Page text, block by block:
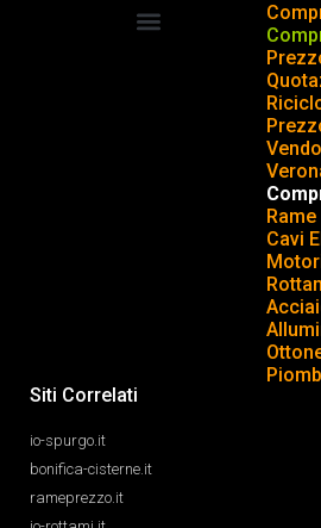
Rame
Cavi
Siti Correlati
io-spurgo.it
bonifica-cisterne.it
rameprezzo.it